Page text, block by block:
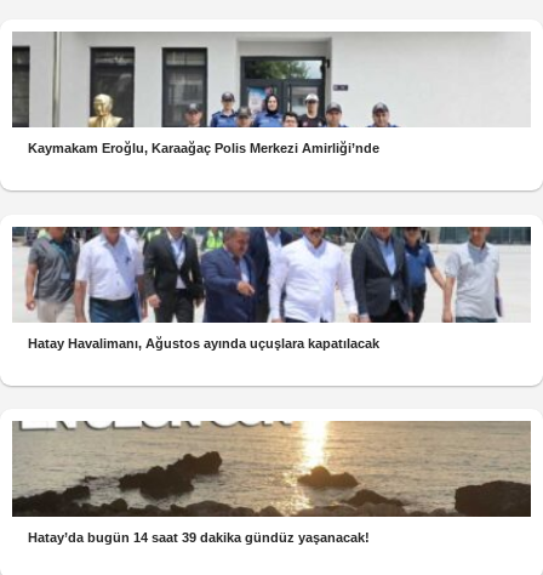
Kaymakam Eroğlu, Karaağaç Polis Merkezi Amirliği’nde
Hatay Havalimanı, Ağustos ayında uçuşlara kapatılacak
Hatay’da bugün 14 saat 39 dakika gündüz yaşanacak!